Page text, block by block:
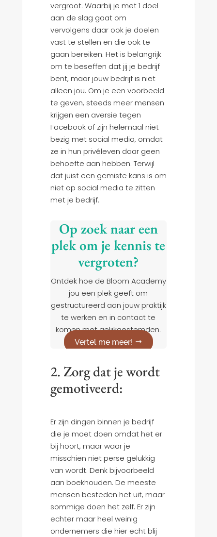
vergroot. Waarbij je met 1 doel
aan de slag gaat om
vervolgens daar ook je doelen
vast te stellen en die ook te
gaan bereiken. Het is belangrijk
om te beseffen dat jij je bedrijf
bent, maar jouw bedrijf is niet
alleen jou. Om je een voorbeeld
te geven, steeds meer mensen
krijgen een aversie tegen
Facebook of zijn helemaal niet
bezig met social media, omdat
ze in hun privéleven daar geen
behoefte aan hebben. Terwijl
dat juist een gemiste kans is om
niet op social media te zitten
met je bedrijf.
Op zoek naar een
plek om je kennis te
vergroten?
Ontdek hoe de Bloom Academy
jou een plek geeft om
gestructureerd aan jouw praktijk
te werken en in contact te
komen met gelijkgestemden.
Vertel me meer!
2. Zorg dat je wordt
gemotiveerd:
Er zijn dingen binnen je bedrijf
die je moet doen omdat het er
bij hoort, maar waar je
misschien niet perse gelukkig
van wordt. Denk bijvoorbeeld
aan boekhouden. De meeste
mensen besteden het uit, maar
sommige doen het zelf. Er zijn
echter maar heel weinig
ondernemers die hier echt blij